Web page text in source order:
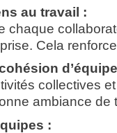
au travail :
chaque
Cela renforce
collectives
ambiance de
: